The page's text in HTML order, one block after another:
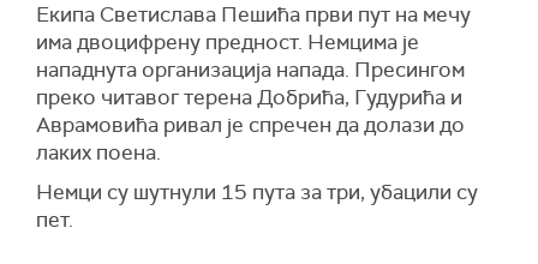
Екипа Светислава Пешића први пут на мечу
има двоцифрену предност. Немцима је
нападнута организација напада. Пресингом
преко читавог терена Добрића, Гудурића и
Аврамовића ривал је спречен да долази до
лаких поена.
Немци су шутнули 15 пута за три, убацили су
пет.